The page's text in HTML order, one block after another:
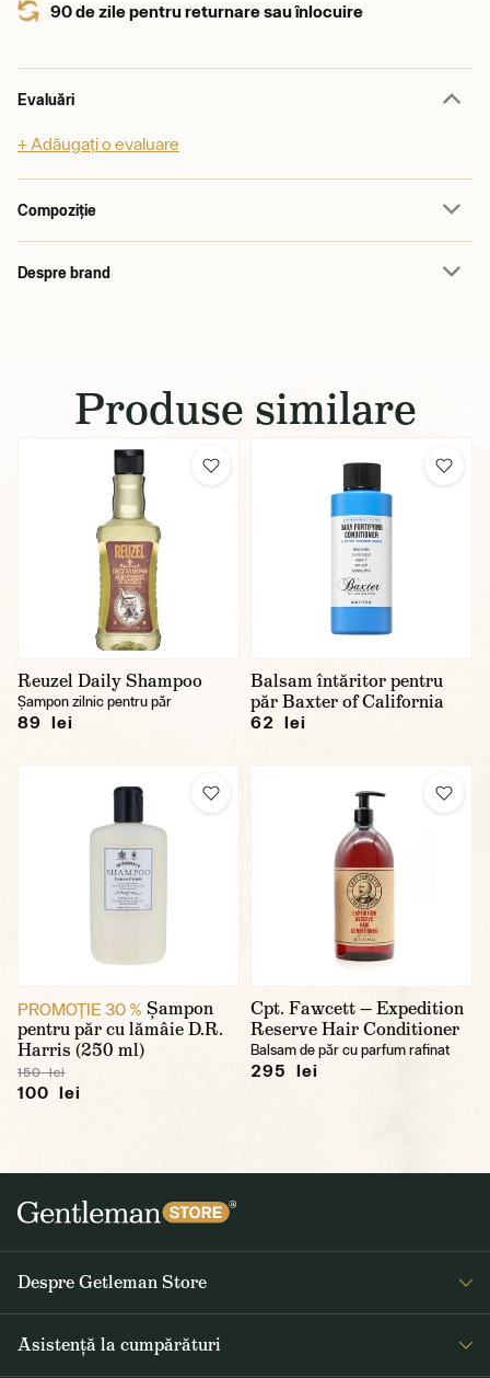
90 de zile pentru returnare sau înlocuire
Evaluări
+ Adăugați o evaluare
Compoziție
Despre brand
Produse similare
Reuzel Daily Shampoo
Șampon zilnic pentru păr
89 lei
Balsam întăritor pentru
păr Baxter of California
62 lei
PROMOŢIE 30 % Șampon
pentru păr cu lămâie D.R.
Harris (250 ml)
150 lei
100 lei
Cpt. Fawcett — Expedition
Reserve Hair Conditioner
Balsam de păr cu parfum rafinat
295 lei
Despre Getleman Store
Asistență la cumpărături